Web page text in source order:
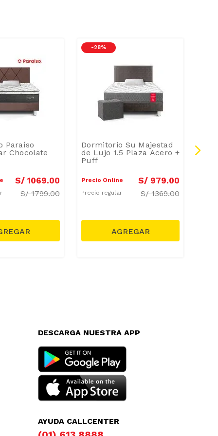
Paraíso
Chocolate
S/ 1069.00
S/1799.00
-28 %
Dormitorio Su Majestad
de Lujo 1.5 Plaza Acero +
Puff
Precio Online S/ 979.00
Precio regular S/1369.00
DESCARGA NUESTRA APP
AYUDA CALLCENTER